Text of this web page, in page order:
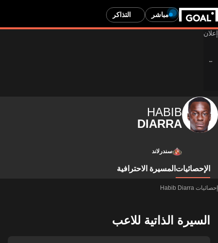
مباشر التذاكر
HABIB
DIARRA
سندرلاند
الإحصائيات المسيرة الاحترافية
إحصائيات Habib Diarra
السيرة الذاتية للاعب